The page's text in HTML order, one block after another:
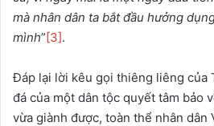
mà nhân dân ta bắt đầu hưởng
mình”[3].
Đáp lại lời kêu gọi thiêng liêng của
đá của một dân tộc quyết tâm bảo
vừa giành được, toàn thể nhân dân